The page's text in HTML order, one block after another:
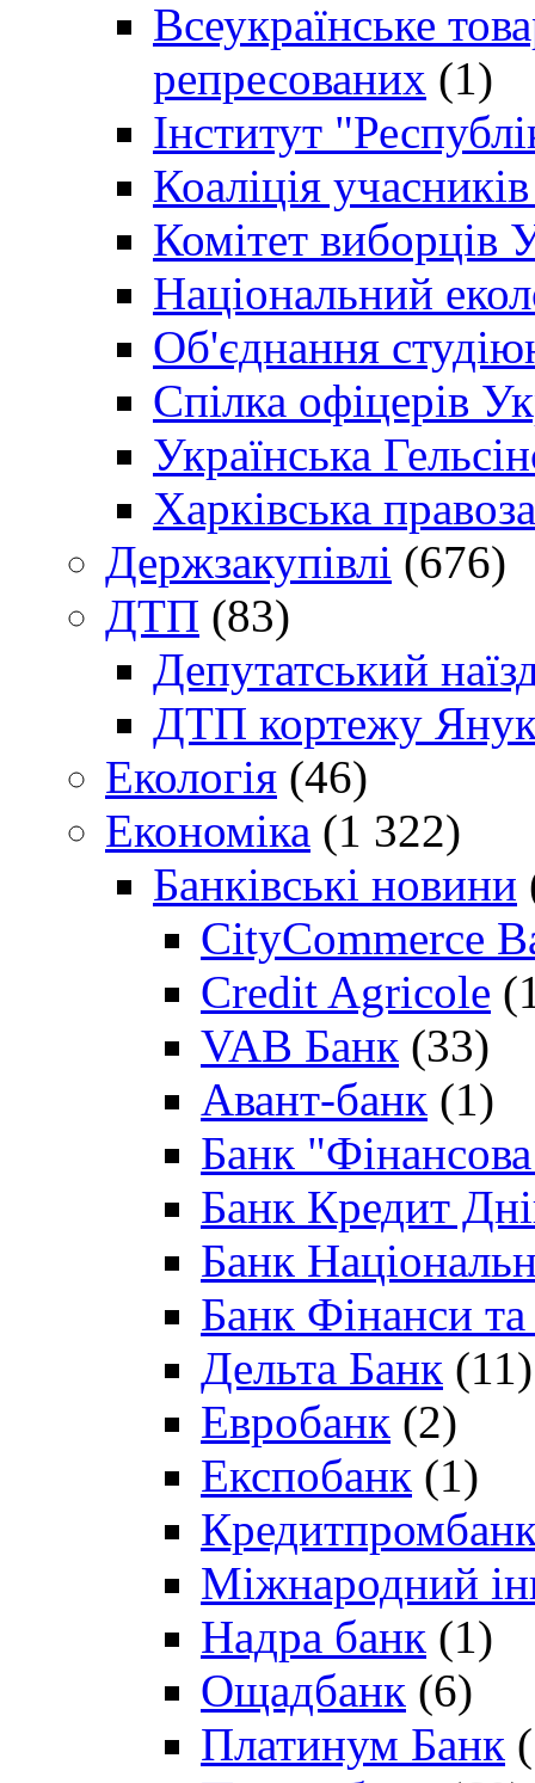
Всеукраїнське
репресованих (1)
Інститут
Коаліція
Комітет виборців
Національний
Об'єднання
Спілка офіцерів
Українська
Харківська
Держзакупівлі (676)
ДТП (83)
Депутатський
ДТП кортежу
Екологія (46)
Економіка (1 322)
Банківські новини
CityCommerce
Credit Agricole
VAB Банк (33)
Авант-банк (1)
Банк "Фінансова
Банк Кредит
Банк
Банк Фінанси
Дельта Банк (11)
Евробанк (2)
Експобанк (1)
Міжнародний
Надра банк (1)
Ощадбанк (6)
Платинум Банк